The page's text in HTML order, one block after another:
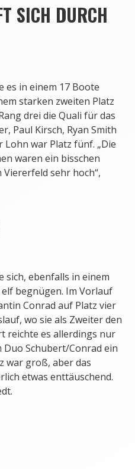
SICH DURCH
es in einem 17 Boote
starken zweiten Platz
drei die Quali für das
Paul Kirsch, Ryan Smith
Lohn war Platz fünf. „Die
waren ein bisschen
sehr hoch“,
sich, ebenfalls in einem
begnügen. Im Vorlauf
Conrad auf Platz vier
wo sie als Zweiter den
reichte es allerdings nur
Duo Schubert/Conrad ein
war groß, aber das
etwas enttäuschend.